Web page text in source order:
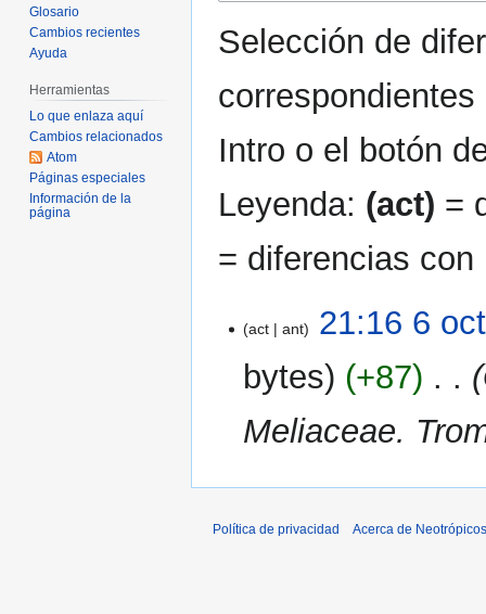
navegación
búsqueda
Selección de
Intro o el botón
Leyenda: (act) =
= diferencias
oct
act ant
21:16 6
bytes
+87
Meliaceae.
Glosario
Cambios recientes
Ayuda
Herramientas
Lo que enlaza aquí
Cambios relacionados
Atom
Páginas especiales
Información de la
página
Política de privacidad Acerca de Neotrópicos